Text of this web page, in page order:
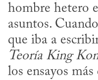
hombre hetero
asuntos.
Teoría King
los ensayos